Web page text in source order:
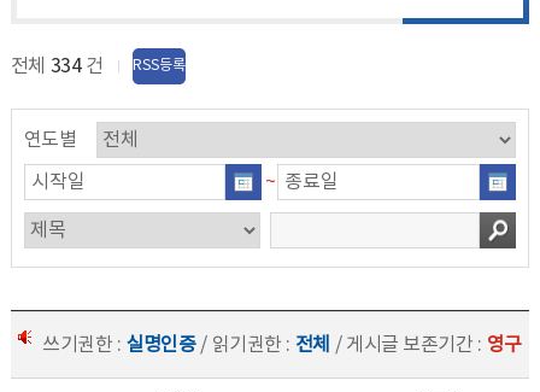
전체 334 건 RSS등록
연도별
~
쓰기권한 : 실명인증/ 읽기권한 : 전체 / 게시글 보존기간 : 영구